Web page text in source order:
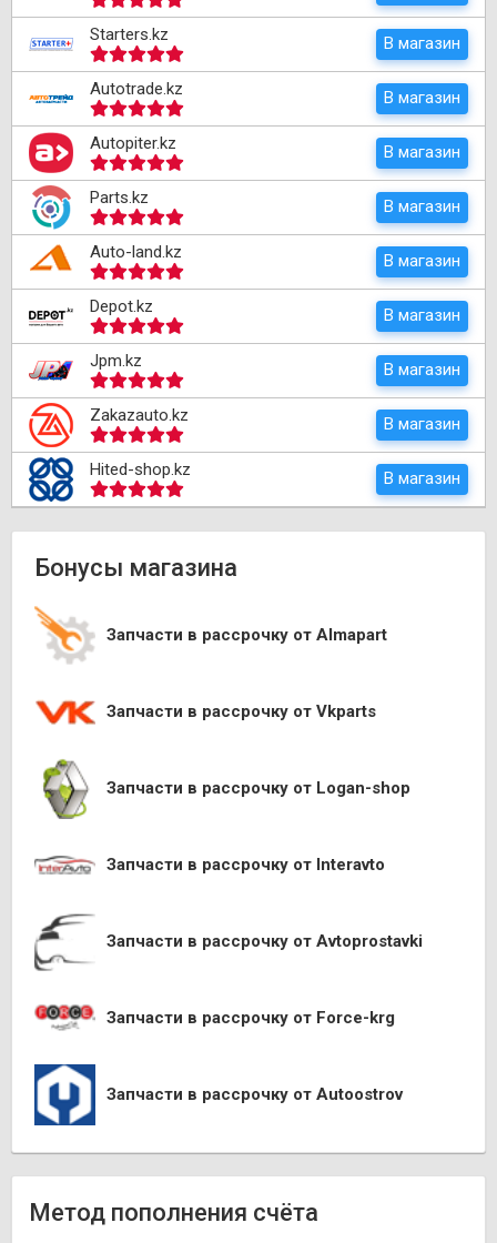
Starters.kz В магазин
Autotrade.kz В магазин
Autopiter.kz В магазин
Parts.kz В магазин
Auto-land.kz В магазин
Depot.kz В магазин
Jpm.kz В магазин
Zakazauto.kz В магазин
Hited-shop.kz В магазин
Бонусы магазина
Запчасти в рассрочку от Almapart
Запчасти в рассрочку от Vkparts
Запчасти в рассрочку от Logan-shop
Запчасти в рассрочку от Interavto
Запчасти в рассрочку от Avtoprostavki
Запчасти в рассрочку от Force-krg
Запчасти в рассрочку от Autoostrov
Метод пополнения счёта